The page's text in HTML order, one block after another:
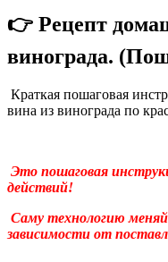
👉 Рецепт
винограда.
Краткая пошаговая
вина из винограда по
Это пошаговая
действий!
Саму технологию
зависимости от